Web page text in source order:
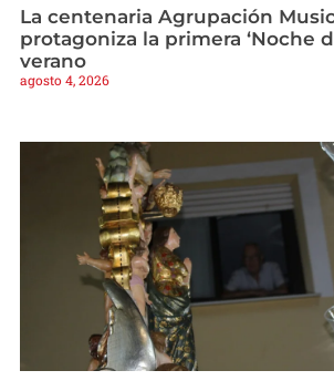
La centenaria Agrupación
protagoniza la primera ‘Noche
verano
agosto 4, 2026